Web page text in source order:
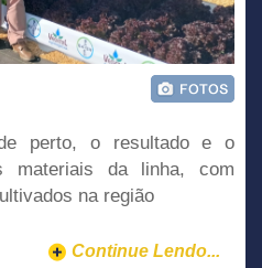
perto, o resultado e o
materiais da linha, com
na região
Continue Lendo...